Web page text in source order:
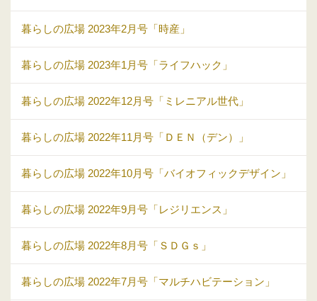
暮らしの広場 2023年2月号「時産」
暮らしの広場 2023年1月号「ライフハック」
暮らしの広場 2022年12月号「ミレニアル世代」
暮らしの広場 2022年11月号「ＤＥＮ（デン）」
暮らしの広場 2022年10月号「バイオフィックデザイン」
暮らしの広場 2022年9月号「レジリエンス」
暮らしの広場 2022年8月号「ＳＤＧｓ」
暮らしの広場 2022年7月号「マルチハビテーション」